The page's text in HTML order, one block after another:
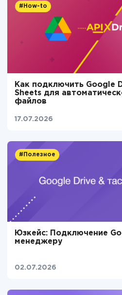
#How-to
Как подключить Google
Sheets для
файлов
17.07.2026
#Полезное
Юзкейс: Подключение
менеджеру
02.07.2026